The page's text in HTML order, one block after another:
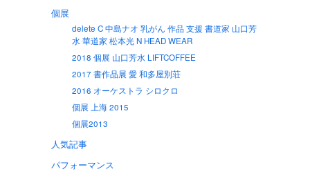
個展
delete C 中島ナオ 乳がん 作品 支援 書道家 山口芳
水 華道家 松本光 N HEAD WEAR
2018 個展 山口芳水 LIFTCOFFEE
2017 書作品展 愛 和多屋別荘
2016 オーケストラ シロクロ
個展 上海 2015
個展2013
人気記事
パフォーマンス